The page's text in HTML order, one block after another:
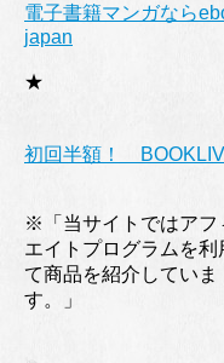
電子書籍マンガなら
japan
★
初回半額！
※「当サイトではアフ
エイトプログラムを利
て商品を紹介していま
す。」